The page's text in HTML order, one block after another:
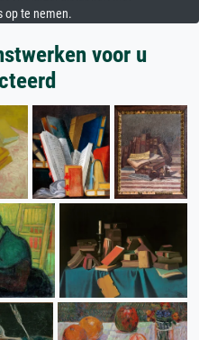
op te nemen.
voor u